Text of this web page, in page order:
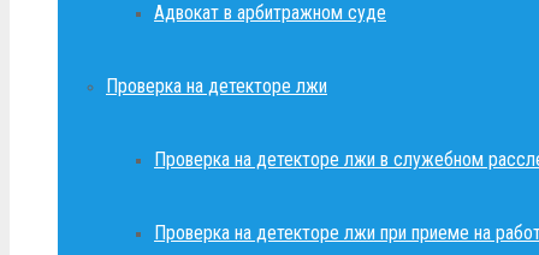
Адвокат в арбитражном суде
Проверка на детекторе лжи
Проверка на детекторе лжи в служебном
Проверка на детекторе лжи при приеме на